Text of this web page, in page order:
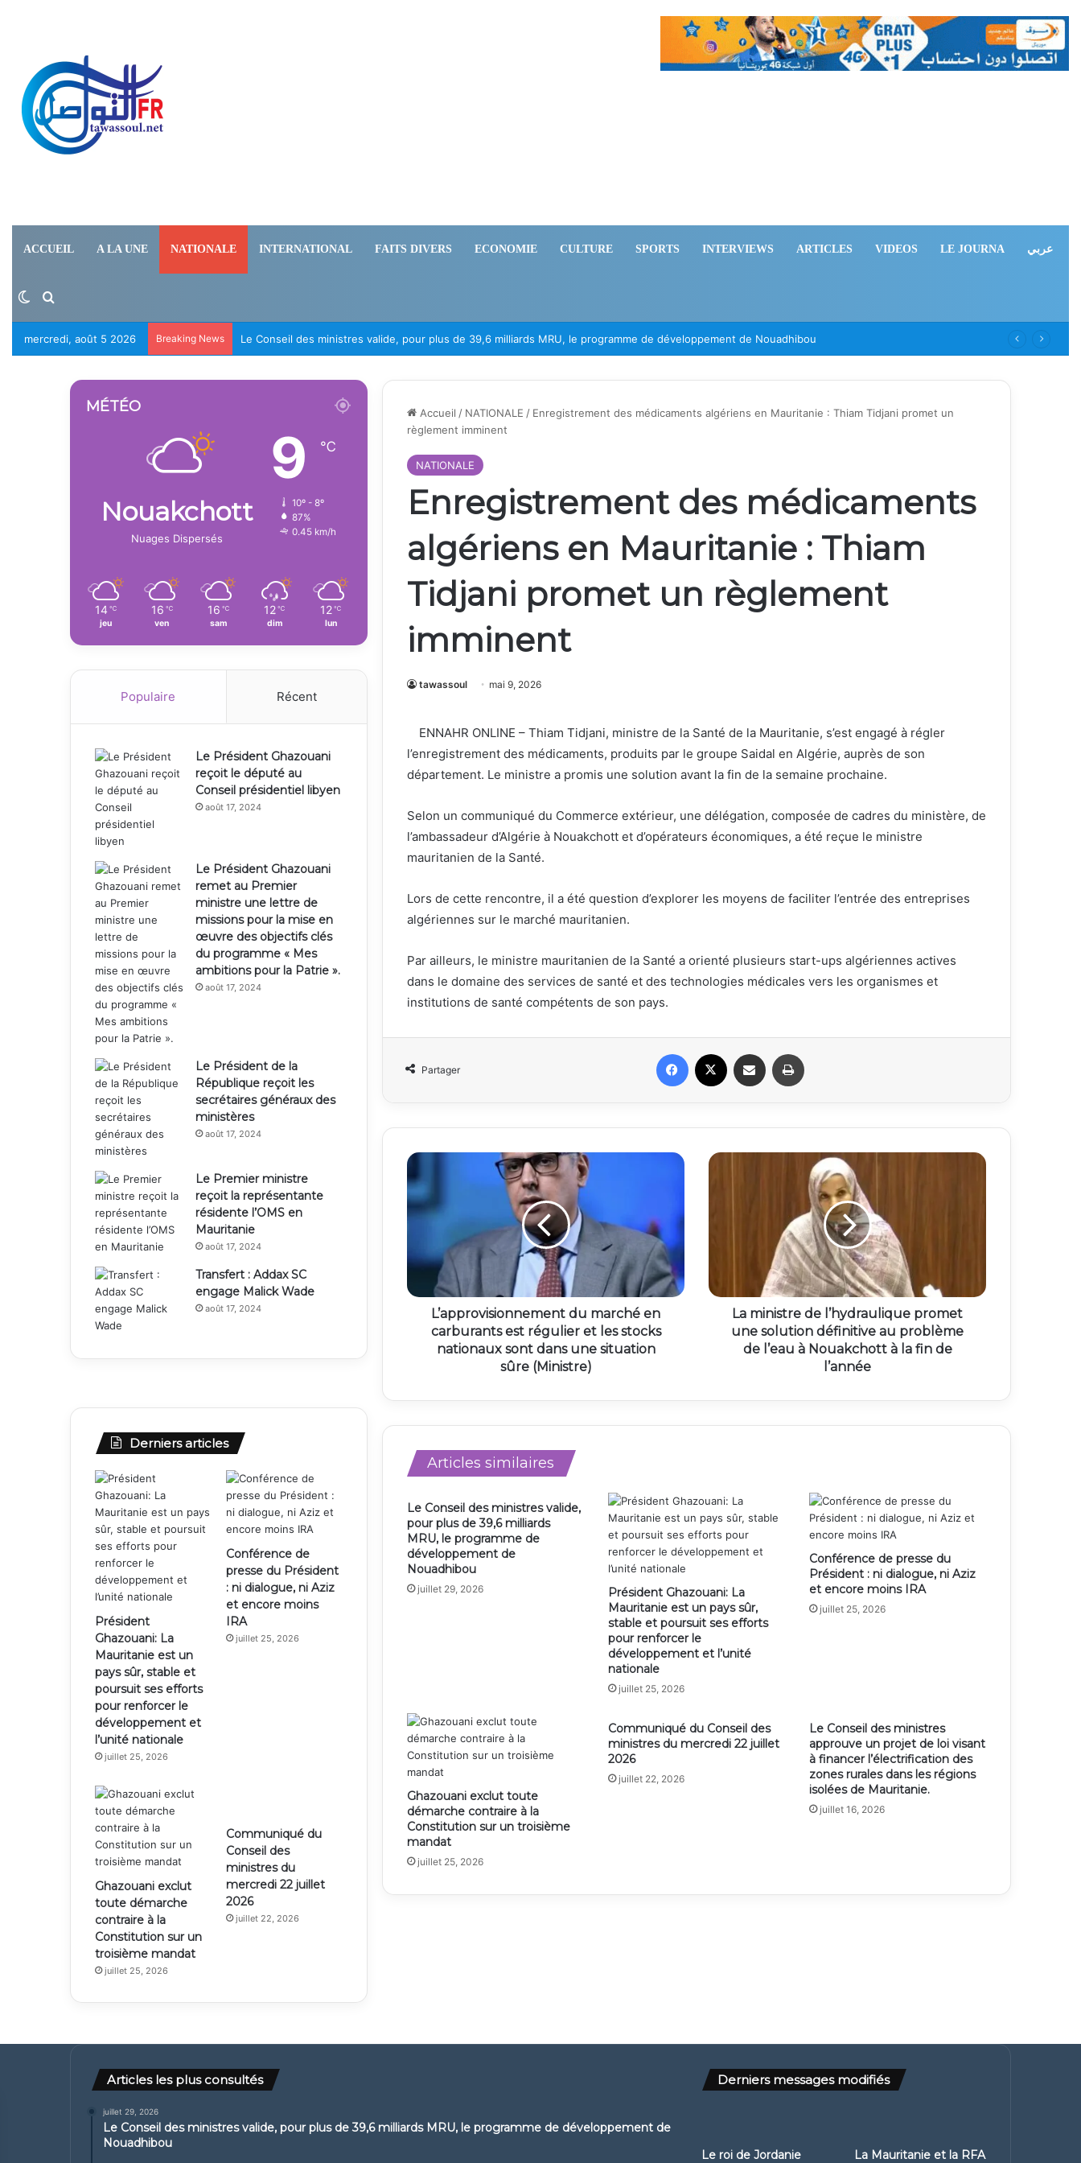
ACCUEIL A LA UNE NATIONALE INTERNATIONAL FAITS DIVERS ECONOMIE CULTURE SPORTS INTERVIEWS ARTICLES VIDEOS LE JOURNA عربي
Switch skin
Rechercher
mercredi, août 5 2026 Breaking News Le Conseil des ministres valide, pour plus de 39,6 milliards MRU, le programme de développement de Nouadhibou
Accueil / NATIONALE / Enregistrement des médicaments algériens en Mauritanie : Thiam Tidjani promet un
règlement imminent
NATIONALE
Enregistrement des médicaments
algériens en Mauritanie : Thiam
Tidjani promet un règlement
imminent
tawassoul mai 9, 2026
ENNAHR ONLINE – Thiam Tidjani, ministre de la Santé de la Mauritanie, s’est engagé à régler
l’enregistrement des médicaments, produits par le groupe Saidal en Algérie, auprès de son
département. Le ministre a promis une solution avant la fin de la semaine prochaine.
Selon un communiqué du Commerce extérieur, une délégation, composée de cadres du ministère, de
l’ambassadeur d’Algérie à Nouakchott et d’opérateurs économiques, a été reçue le ministre
mauritanien de la Santé.
Lors de cette rencontre, il a été question d’explorer les moyens de faciliter l’entrée des entreprises
algériennes sur le marché mauritanien.
Par ailleurs, le ministre mauritanien de la Santé a orienté plusieurs start-ups algériennes actives
dans le domaine des services de santé et des technologies médicales vers les organismes et
institutions de santé compétents de son pays.
Partager
Facebook Partager par email
L’approvisionnement du marché en
carburants est régulier et les stocks
nationaux sont dans une situation
sûre (Ministre)
La ministre de l’hydraulique promet
une solution définitive au problème
de l’eau à Nouakchott à la fin de
l’année
Articles similaires
Le Conseil des ministres valide,
pour plus de 39,6 milliards
MRU, le programme de
développement de
Nouadhibou
juillet 29, 2026
Président Ghazouani: La
Mauritanie est un pays sûr,
stable et poursuit ses efforts
pour renforcer le
développement et l’unité
nationale
juillet 25, 2026
Conférence de presse du
Président : ni dialogue, ni Aziz
et encore moins IRA
juillet 25, 2026
Ghazouani exclut toute
démarche contraire à la
Constitution sur un troisième
mandat
juillet 25, 2026
Communiqué du Conseil des
ministres du mercredi 22 juillet
2026
juillet 22, 2026
Le Conseil des ministres
approuve un projet de loi visant
à financer l’électrification des
zones rurales dans les régions
isolées de Mauritanie.
juillet 16, 2026
MÉTÉO
Nouakchott
Nuages Dispersés
9 ℃
10º - 8º
87%
0.45 km/h
14 ℃
jeu
16 ℃
ven
16 ℃
sam
12 ℃
dim
12 ℃
lun
Populaire Récent
Le Président Ghazouani
reçoit le député au
Conseil présidentiel libyen
août 17, 2024
Le Président Ghazouani
remet au Premier
ministre une lettre de
missions pour la mise en
œuvre des objectifs clés
du programme « Mes
ambitions pour la Patrie ».
août 17, 2024
Le Président de la
République reçoit les
secrétaires généraux des
ministères
août 17, 2024
Le Premier ministre
reçoit la représentante
résidente l’OMS en
Mauritanie
août 17, 2024
Transfert : Addax SC
engage Malick Wade
août 17, 2024
Derniers articles
Président
Ghazouani: La
Mauritanie est un
pays sûr, stable et
poursuit ses efforts
pour renforcer le
développement et
l’unité nationale
juillet 25, 2026
Conférence de
presse du Président
: ni dialogue, ni Aziz
et encore moins
IRA
juillet 25, 2026
Ghazouani exclut
toute démarche
contraire à la
Constitution sur un
troisième mandat
juillet 25, 2026
Communiqué du
Conseil des
ministres du
mercredi 22 juillet
2026
juillet 22, 2026
Articles les plus consultés
juillet 29, 2026
Le Conseil des ministres valide, pour plus de 39,6 milliards MRU, le programme de développement de
Nouadhibou
Derniers messages modifiés
Le roi de Jordanie La Mauritanie et la RFA